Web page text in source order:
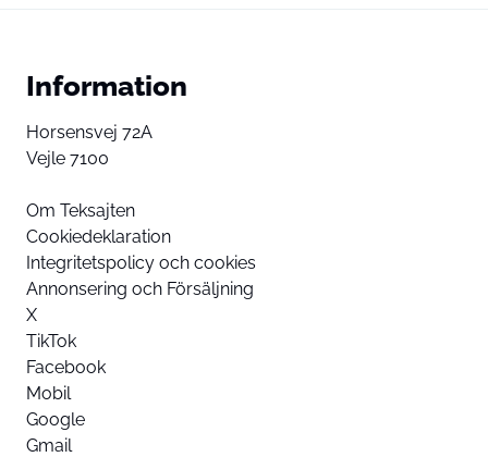
Information
Horsensvej 72A
Vejle 7100
Om Teksajten
Cookiedeklaration
Integritetspolicy och cookies
Annonsering och Försäljning
X
TikTok
Facebook
Mobil
Google
Gmail